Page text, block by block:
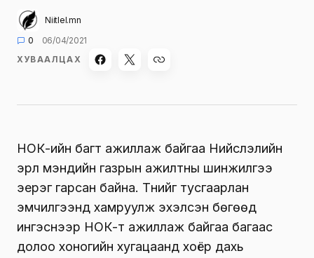
Niitlel.mn
0
06/04/2021
ХУВААЛЦАХ
НОК-ийн багт ажиллаж байгаа Нийслэлийн
эрүүл мэндийн газрын ажилтны шинжилгээ
эерэг гарсан байна. Түүнийг тусгаарлан
эмчилгээнд хамруулж эхэлсэн бөгөөд
ингэснээр НОК-т ажиллаж байгаа багаас
долоо хоногийн хугацаанд хоёр дахь